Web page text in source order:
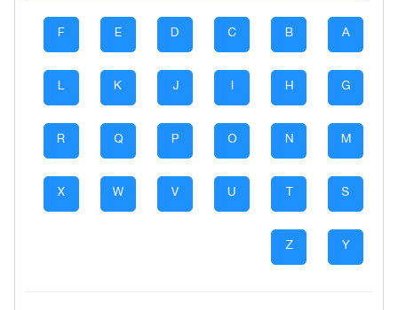
A
B
C
D
E
F
G
H
I
J
K
L
M
N
O
P
Q
R
S
T
U
V
W
X
Y
Z